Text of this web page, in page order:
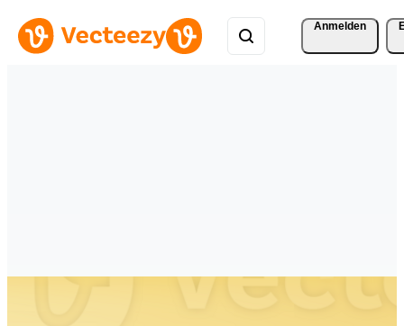
Anmelden